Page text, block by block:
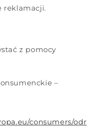
reklamacji.
z pomocy
–
consumers/odr